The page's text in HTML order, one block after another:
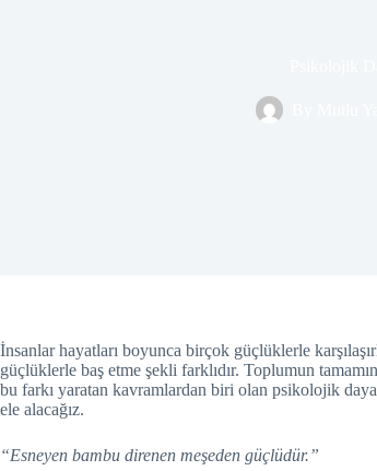
İnsanlar hayatları boyunca birçok güçlüklerle
güçlüklerle baş etme şekli farklıdır. Toplumun
bu farkı yaratan kavramlardan biri olan psikolojik
ele alacağız.
“Esneyen bambu